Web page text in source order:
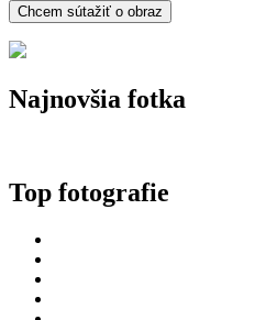
Najnovšia fotka
Top fotografie